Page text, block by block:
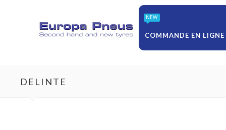
NEW
COMMANDE EN LIGNE
DELINTE